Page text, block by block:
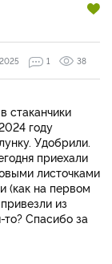
1 38
стаканчики
году
Удобрили.
приехали
листочками
(как на первом
из
Спасибо за